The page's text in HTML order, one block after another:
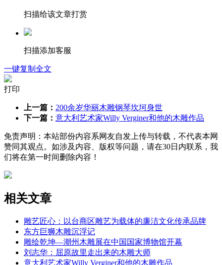
扫描给该文章打赏
扫描添加客服
一键复制全文
打印
上一篇： 200余岁华丽木雕钢琴坎坷身世
下一篇： 意大利艺术家Willy Verginer和他的木雕作品
免责声明：本站部份内容系网友自发上传与转载，不代表本网
赞同其观点。如涉及内容、版权等问题，请在30日内联系，我
们将在第一时间删除内容！
相关文章
雕艺匠心：以台商区雕艺为载体的廉洁文化传承品牌
东方巨狮木雕沉浮记
雕绘乾坤—潮州木雕展在中国国家博物馆开幕
刘志华：屈原故里走出来的木雕大师
意大利艺术家Willy Verginer和他的木雕作品